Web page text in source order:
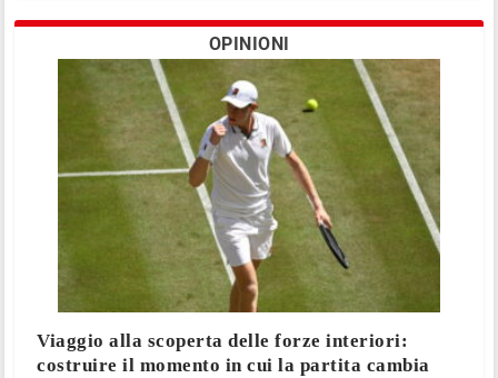
OPINIONI
Viaggio alla scoperta delle forze interiori:
costruire il momento in cui la partita cambia